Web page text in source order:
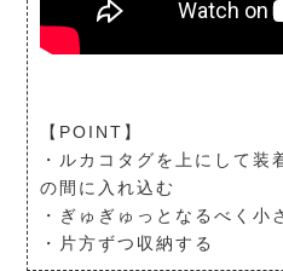
【POINT】
・ルカコタグを上にして装
の間に入れ込む
・ぎゅぎゅっとなるべく小
・片方ずつ収納する